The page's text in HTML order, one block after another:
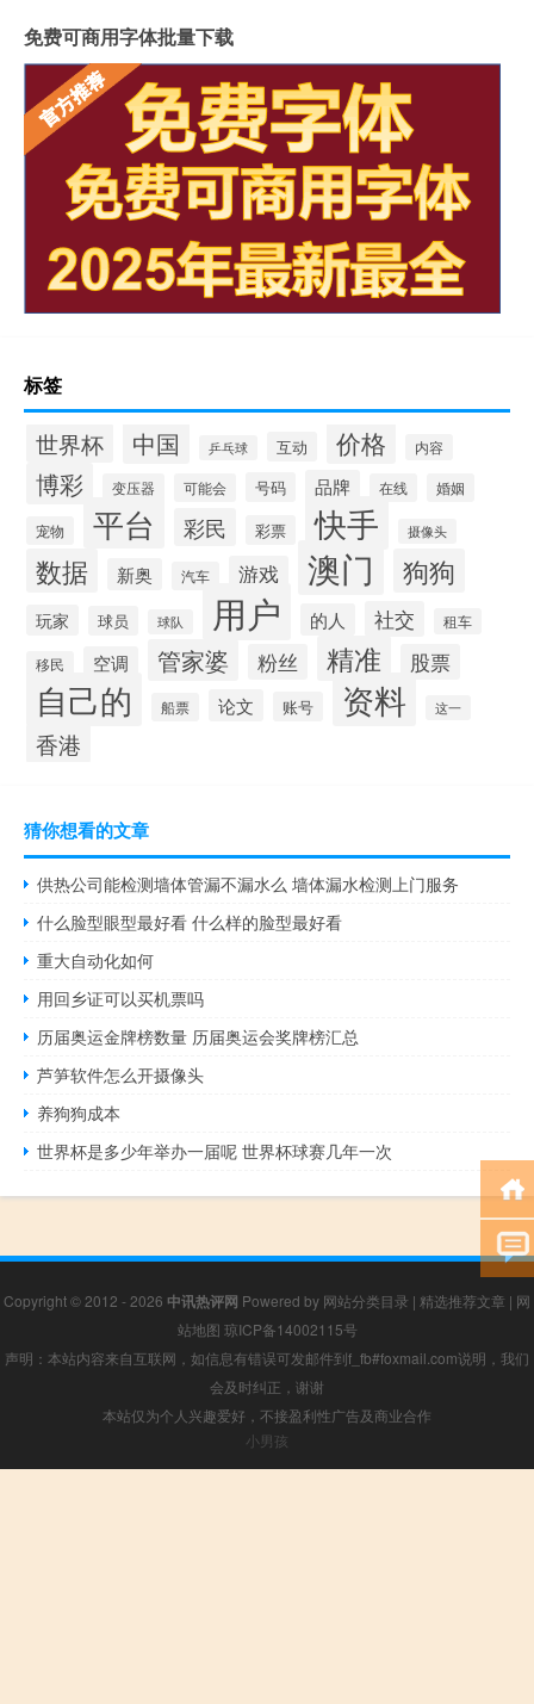
免费可商用字体批量下载
标签
世界杯 中国 乒乓球 互动 价格 内容
博彩 变压器 可能会 号码 品牌 在线
婚姻
宠物
平台 彩民 彩票 快手 摄像头
数据 新奥 汽车 游戏 澳门 狗狗
玩家 球员 球队 用户 的人 社交 租车
移民 空调 管家婆 粉丝 精准 股票
自己的 船票 论文 账号 资料 这一
香港
猜你想看的文章
供热公司能检测墙体管漏不漏水么 墙体漏水检测上门服务
什么脸型眼型最好看 什么样的脸型最好看
重大自动化如何
用回乡证可以买机票吗
历届奥运金牌榜数量 历届奥运会奖牌榜汇总
芦笋软件怎么开摄像头
养狗狗成本
世界杯是多少年举办一届呢 世界杯球赛几年一次
Copyright © 2012 - 2026 中讯热评网 Powered by 网站分类目录 | 精选推荐文章 | 网
站地图 琼ICP备14002115号
声明：本站内容来自互联网，如信息有错误可发邮件到f_fb#foxmail.com说明，我们
会及时纠正，谢谢
本站仅为个人兴趣爱好，不接盈利性广告及商业合作
小男孩